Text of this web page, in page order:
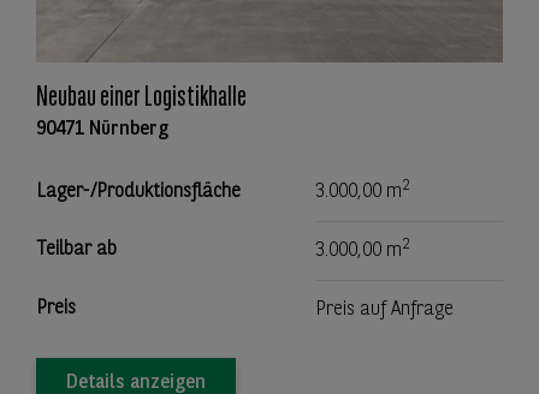
Neubau einer Logistikhalle
90471 Nürnberg
Lager-/Produktionsfläche 3.000,00 m2
Teilbar ab 3.000,00 m2
Preis Preis auf Anfrage
Details anzeigen